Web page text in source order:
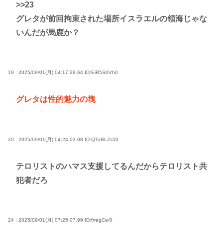
>>23
グレタが前回拘束された場所イスラエルの領海じゃな
いんだが馬鹿か？
19 : 2025/09/01(月) 04:17:28.64 ID:EiR5S0Vh0
グレタは性的魅力の塊
20 : 2025/09/01(月) 04:24:03.08 ID:QToRLZs50
テロリストのハマス支援してるんだからテロリスト共
犯者だろ
24 : 2025/09/01(月) 07:25:07.99 ID:frregCe/0